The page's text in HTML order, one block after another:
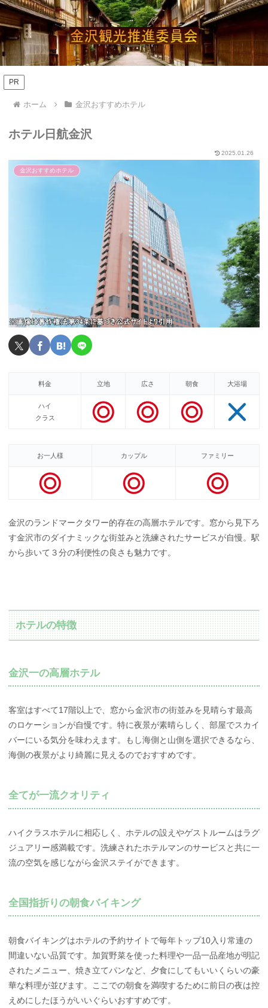
PR
ホーム 金沢おすすめホテル
ホテル日航金沢
2025.01.26
金沢おすすめホテル
料金 立地 広さ 朝食 大浴場
ハイ
クラス
お一人様 カップル ファミリー
金沢のランドマークタワー的存在の高層ホテルです。窓から見下ろ
す金沢市のダイナミックな街並みと洗練されたサービスが自慢。駅
から歩いて３分の利便性の良さも魅力です。
ホテルの特徴
金沢一の高層ホテル
客室はすべて17階以上で、窓から金沢市の街並みを見晴らす最高
のロケーションが自慢です。特に夜景が素晴らしく、部屋でスカイ
バーにいる気分を味わえます。もし海側と山側を選択できるなら、
海側の夜景がより綺麗に見えるのでおすすめです。
全てが一流クオリティ
ハイクラスホテルに相応しく、ホテルの設えやゲストルームはラグ
ジュアリー感満載です。洗練されたホテルマンのサービスと共に一
流の空気を感じながら金沢ステイができます。
全国指折りの朝食バイキング
朝食バイキングはホテルの予約サイトで毎年トップ10入り常連の
間違いない品質です。加賀野菜を使った料理や一品一品産地が明記
されたメニュー、焼き立てパンなど、夕食にしてもいいくらいの豪
華な料理が並びます。ここでの朝食を満喫するために前日の夜は控
えめにしたほうがいいぐらいおすすめです。